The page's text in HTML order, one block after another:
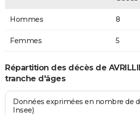
Hommes 8
Femmes 5
Répartition des décès de
tranche d'âges
Données exprimées en nombre de
Insee)